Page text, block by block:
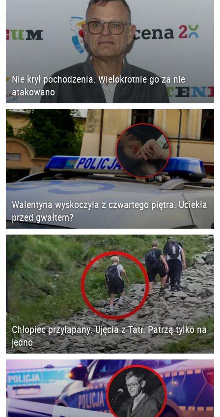
Nie krył pochodzenia. Wielokrotnie go za nie
atakowano
Walentyna wyskoczyła z czwartego piętra. Uciekła
przed gwałtem?
Chłopiec przyłapany. Ujęcia z Tatr. Patrzą tylko na
jedno